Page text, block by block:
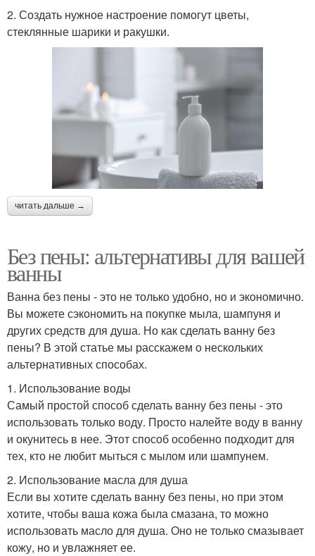
2. Создать нужное настроение помогут цветы,
стеклянные шарики и ракушки.
читать дальше →
Без пены: альтернативы для вашей
ванны
Ванна без пены - это не только удобно, но и экономично.
Вы можете сэкономить на покупке мыла, шампуня и
других средств для душа. Но как сделать ванну без
пены? В этой статье мы расскажем о нескольких
альтернативных способах.
1. Использование воды
Самый простой способ сделать ванну без пены - это
использовать только воду. Просто налейте воду в ванну
и окунитесь в нее. Этот способ особенно подходит для
тех, кто не любит мыться с мылом или шампунем.
2. Использование масла для душа
Если вы хотите сделать ванну без пены, но при этом
хотите, чтобы ваша кожа была смазана, то можно
использовать масло для душа. Оно не только смазывает
кожу, но и увлажняет ее.